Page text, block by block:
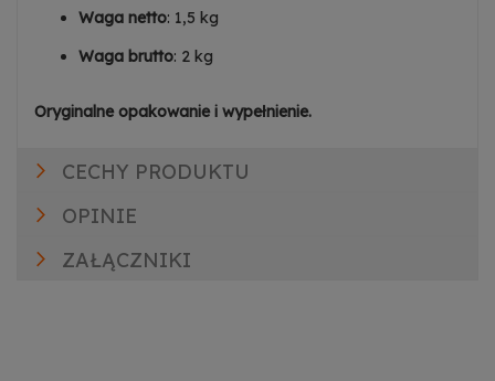
Waga netto: 1,5 kg
Waga brutto: 2 kg
Oryginalne opakowanie i wypełnienie.
CECHY PRODUKTU
OPINIE
ZAŁĄCZNIKI